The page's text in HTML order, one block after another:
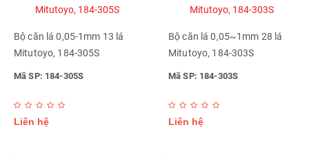
Bộ căn lá 0,05-1mm 13 lá
Mitutoyo, 184-305S
Mã SP: 184-305S
Liên hệ
Bộ căn lá 0,05~1mm 28 lá
Mitutoyo, 184-303S
Mã SP: 184-303S
Liên hệ